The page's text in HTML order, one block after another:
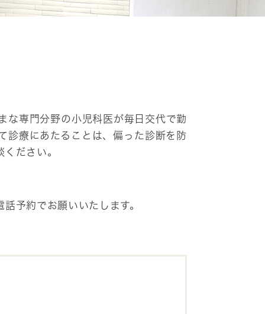
な専門分野の小児科医が毎日交代で勤
診療にあたることは、偏った診断を防
ださい。
予約でお願いいたします。